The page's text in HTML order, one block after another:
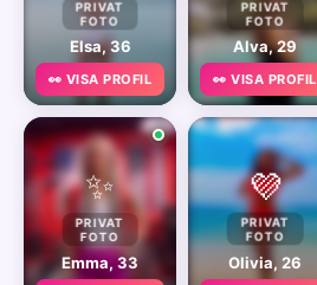
PRIVAT
FOTO
Elsa, 36
👀 VISA PROFIL
PRIVAT
FOTO
Alva, 29
👀 VISA PROFIL
✨
PRIVAT
FOTO
Emma, 33
💜
PRIVAT
FOTO
Olivia, 26